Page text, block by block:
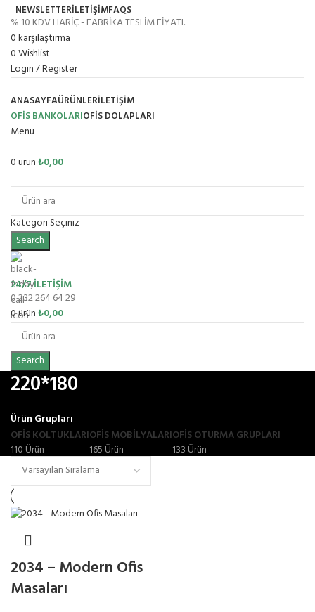
NEWSLETTERİLETİŞİMFAQS
% 10 KDV HARİÇ - FABRİKA TESLİM FİYATI..
0karşılaştırma
0Wishlist
Login / Register
ANASAYFAÜRÜNLERİLETIŞIM
OFİS BANKOLARIOFIS DOLAPLARI
Menu
0ürün₺0,00
Kategori Seçiniz
Search
24/7 İLETİŞİM
0 232 264 64 29
0ürün₺0,00
Search
220*180
Ürün Grupları
OFIS KOLTUKLARI
110 Ürün
OFİS MOBİLYALARI
165 Ürün
OFIS OTURMA GRUPLARI
133 Ürün
2034 – Modern Ofis
Masaları